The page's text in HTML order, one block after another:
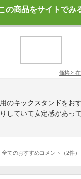
の商品をサイトでみ
価格と
のキックスタンドをお
していて安定感があっ
全てのおすすめコメント（2件）